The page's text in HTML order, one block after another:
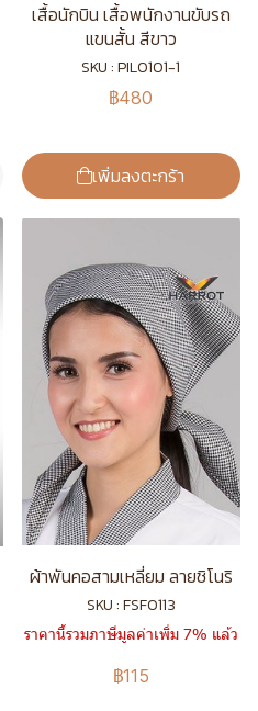
เสื้อนักบิน เสื้อพนักงานขับรถ
แขนสั้น สีขาว
SKU : PIL0101-1
฿480
เพิ่มลงตะกร้า
ผ้าพันคอสามเหลี่ยม ลายชิโนริ
SKU : FSF0113
ราคานี้รวมภาษีมูลค่าเพิ่ม 7% แล้ว
฿115